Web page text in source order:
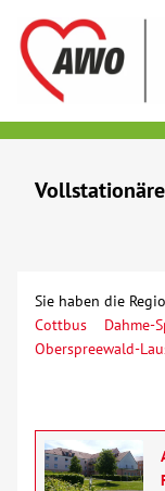
Kurzzeitpflege
Tagespflege
Sie haben die
Cottbus
Dahme-
Oberspreewald-